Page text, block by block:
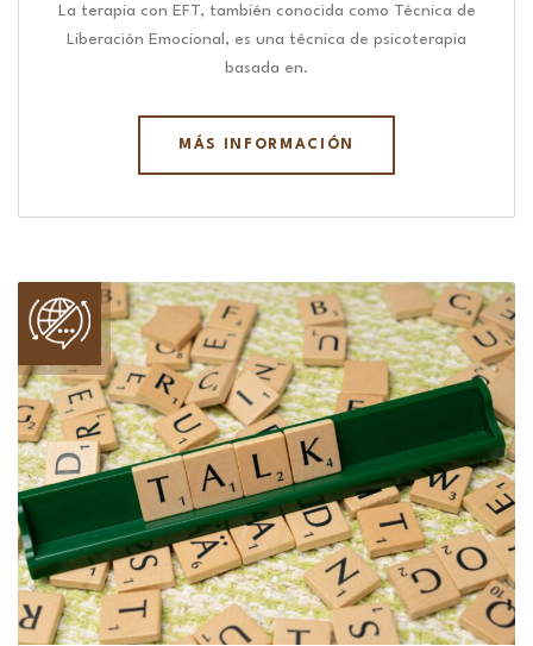
La terapia con EFT, también conocida como Técnica de
Liberación Emocional, es una técnica de psicoterapia
basada en.
MÁS INFORMACIÓN